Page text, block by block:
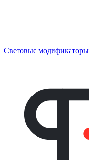
Световые модификаторы